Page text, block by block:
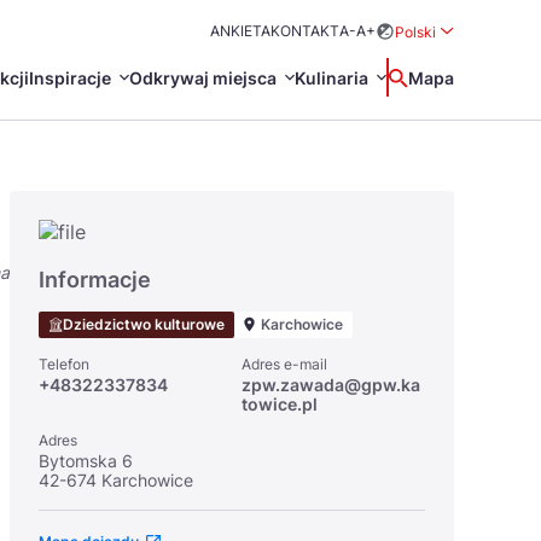
ANKIETAKONTAKTA-A+
Polski
Inspiracje
Certyfikaty POT
Odkrywaj miejsca
Turystyczne
Kulinaria
Restauracje Michelin
Wyszukaj
Mapa
Svenska
Informacje
Dziedzictwo kulturowe Karchowice
Telefon
+48322337834
Adres e-mail
zpw.zawada@gpw.ka
towice.pl
Adres
Bytomska 6
42-674 Karchowice